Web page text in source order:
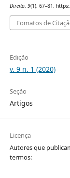
Direito, 9(1), 67–81.
Fomatos de
Edição
v. 9 n. 1 (2020)
Seção
Artigos
Licença
Autores que
termos: